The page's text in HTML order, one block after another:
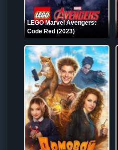
LEGO Marvel Avengers:
Code Red (2023)